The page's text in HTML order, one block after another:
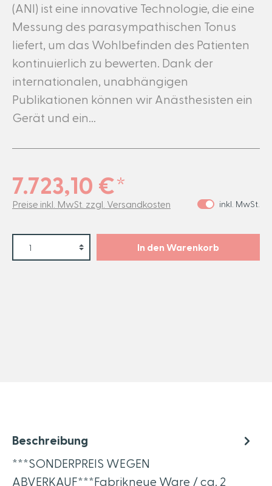
(ANI) ist eine innovative Technologie, die eine
Messung des parasympathischen Tonus
liefert, um das Wohlbefinden des Patienten
kontinuierlich zu bewerten. Dank der
internationalen, unabhängigen
Publikationen können wir Anästhesisten ein
Gerät und ein…
7.723,10 €*
inkl. MwSt.
Preise inkl. MwSt. zzgl. Versandkosten
In den Warenkorb
Beschreibung
***SONDERPREIS WEGEN
ABVERKAUF***Fabrikneue Ware / ca. 2